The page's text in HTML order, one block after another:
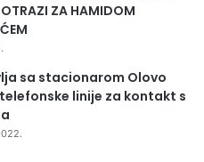
ZA HAMIDOM
sa stacionarom Olovo
linije za kontakt s